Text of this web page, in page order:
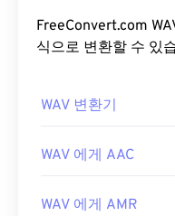
FreeConvert.com WAV 파일을 다음과 같은 다른 형
식으로 변환할 수 있
WAV 변환기
WAV 에게 AAC
WAV 에게 AMR